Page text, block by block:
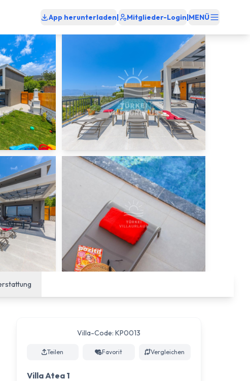
App herunterladen| Mitglieder-Login|MENÜ
Villa-Code: KP0013
Teilen Favorit Vergleichen
Villa Atea 1